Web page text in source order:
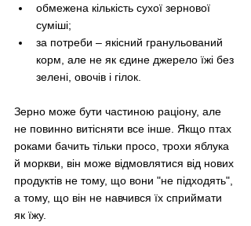
обмежена кількість сухої зернової
суміші;
за потреби – якісний гранульований
корм, але не як єдине джерело їжі без
зелені, овочів і гілок.
Зерно може бути частиною раціону, але
не повинно витісняти все інше. Якщо птах
роками бачить тільки просо, трохи яблука
й моркви, він може відмовлятися від нових
продуктів не тому, що вони "не підходять",
а тому, що він не навчився їх сприймати
як їжу.